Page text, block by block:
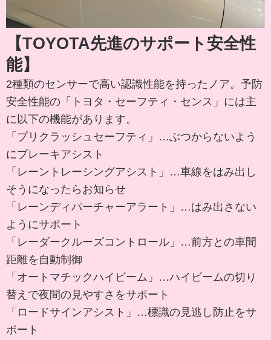
【TOYOTA先進のサポート安全性
能】
2種類のセンサーで高い認識性能を持ったノア。予防
安全性能の「トヨタ・セーフティ・センス」には主
に以下の機能があります。
「プリクラッシュセーフティ」…ぶつからないよう
にブレーキアシスト
「レーントレーシングアシスト」…車線をはみ出し
そうになったらお知らせ
「レーンディパーチャーアラート」…はみ出さない
ようにサポート
「レーダークルーズコントロール」…前方との車間
距離を自動制御
「オートマチックハイビーム」…ハイビームの切り
替えで夜間の見やすさをサポート
「ロードサインアシスト」…標識の見逃し防止をサ
ポート